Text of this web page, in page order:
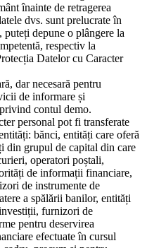
înainte de retragerea
dvs. sunt prelucrate în
depune o plângere la
respectiv la
Datelor cu Caracter
dar necesară pentru
de informare și
contul demo.
personal pot fi transferate
bănci, entități care oferă
din grupul de capital din care
operatori poștali,
de informații financiare,
de instrumente de
a spălării banilor, entități
furnizori de
pentru deservirea
efectuate în cursul